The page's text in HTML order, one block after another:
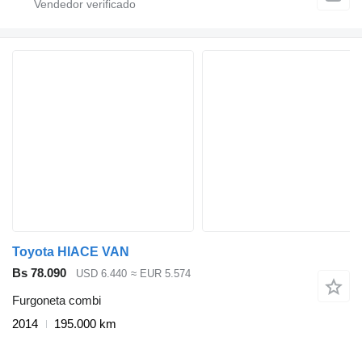
Toyota HIACE VAN
Bs 78.090
USD 6.440 ≈ EUR 5.574
Furgoneta combi
2014
195.000 km